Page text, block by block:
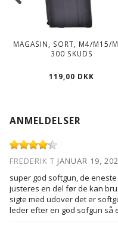
MAGASIN, SORT, M4/M15/
300 SKUDS
119,00 DKK
ANMELDELSER
FREDERIK T JANUAR 19,
super god softgun, de
justeres en del før de kan
sigte med udover det er
leder efter en god sofgun så